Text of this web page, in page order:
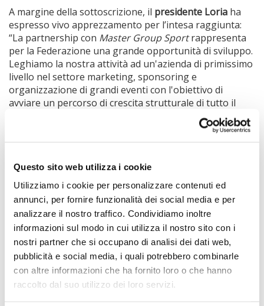
Questo sito web utilizza i cookie
Utilizziamo i cookie per personalizzare contenuti ed
annunci, per fornire funzionalità dei social media e per
analizzare il nostro traffico. Condividiamo inoltre
informazioni sul modo in cui utilizza il nostro sito con i
nostri partner che si occupano di analisi dei dati web,
pubblicità e social media, i quali potrebbero combinarle
con altre informazioni che ha fornito loro o che hanno
raccolto dal suo utilizzo dei loro servizi.
A margine della sottoscrizione, il presidente Loria ha
espresso vivo apprezzamento per l’intesa raggiunta:
“La partnership con Master Group Sportrappresenta
per la Federazione una grande opportunità di sviluppo.
Leghiamo la nostra attività ad un'azienda di primissimo
livello nel settore marketing, sponsoring e
organizzazione di grandi eventi con l'obiettivo di
avviare un percorso di crescita strutturale di tutto il
– conclude il
presidente Loria – lavorerà al nostro fianco per tutti gli
asset della FIGH: maglia Azzurra, campionati, grandi
con il quale l’amministratore unico Giovanni Carnevali
ed i suoi principali collaboratori si sono avvicinati al
nostro sport rimanendone assolutamente affascinati".
"Siamo lieti di intraprendere questo percorso con FIGH
grazie al know how acquisito nel corso delle esperienze
maturate in tanti anni di collaborazione con diverse
Leghe e Federazioni. L’obiettivo comune - ha aggiunto
Giovanni Carnevali
- è quello di accrescere il valore della
Pallamano Italiana per renderla una piattaforma di
comunicazione appetibile per il mondo